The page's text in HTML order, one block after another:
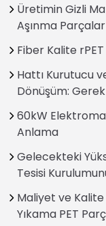
Üretimin Gizli
Aşınma
Fiber Kalite
Hattı Kurutucu
Dönüşüm:
60kW
Anlama
Gelecekteki
Tesisi
Maliyet ve Kalite
Yıkama PET